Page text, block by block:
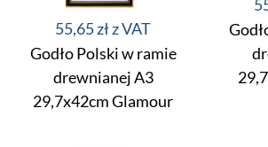
Godło Polski w ramie
drewnianej A3
29,7x42cm Glamour
55,65 zł